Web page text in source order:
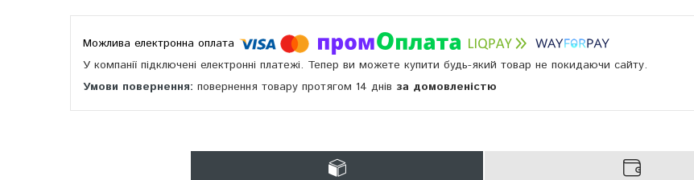
У компанії підключені електронні платежі. Тепер ви можете купити будь-який товар не покидаючи сайту.
повернення товару протягом 14 днів за домовленістю